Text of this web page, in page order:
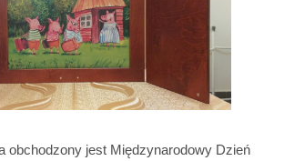
obchodzony jest Międzynarodowy Dzień